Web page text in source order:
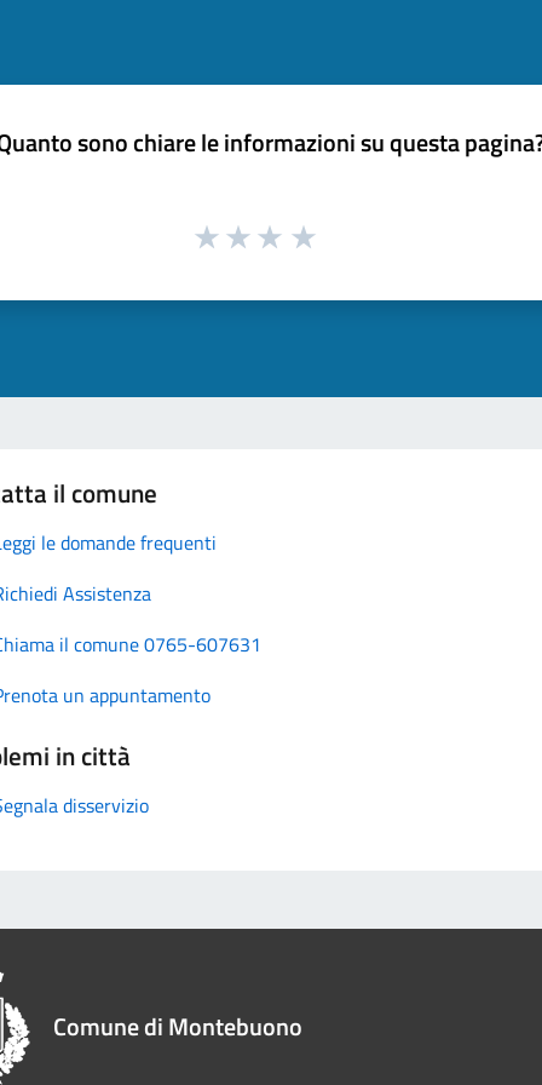
sono chiare le informazioni su questa
il comune
le domande frequenti
Assistenza
il comune 0765-607631
un appuntamento
in città
disservizio
Comune di Montebuono